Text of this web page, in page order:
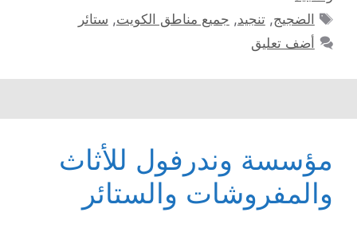
الوسوم
الضجيج,تنجيد, جميع مناطق الكويت, ستائر
أضف تعليق
مؤسسة وندرفول للأثاث
والمفروشات والستائر